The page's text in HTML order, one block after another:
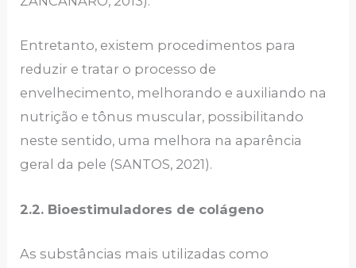
Entretanto, existem procedimentos para
reduzir e tratar o processo de
envelhecimento, melhorando e auxiliando na
nutrição e tônus muscular, possibilitando
neste sentido, uma melhora na aparência
geral da pele (SANTOS, 2021).
2.2. Bioestimuladores de colágeno
As substâncias mais utilizadas como